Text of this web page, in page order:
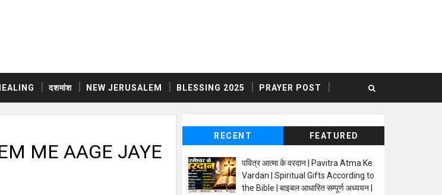
दशमांश NEW JERUSALEM BLESSING 2025 PRAYER POST
ME AAGE JAYE
RECENT FEATURED
पवित्र आत्मा के वरदान | Pavitra Atma Ke
Vardan | Spiritual Gifts According to
the Bible | बाइबल आधारित सम्पूर्ण अध्ययन |